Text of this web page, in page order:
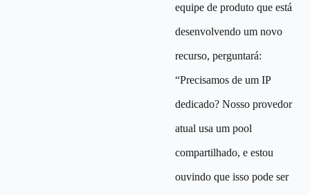
equipe de produto que está
desenvolvendo um novo
recurso, perguntará:
“Precisamos de um IP
dedicado? Nosso provedor
atual usa um pool
compartilhado, e estou
ouvindo que isso pode ser